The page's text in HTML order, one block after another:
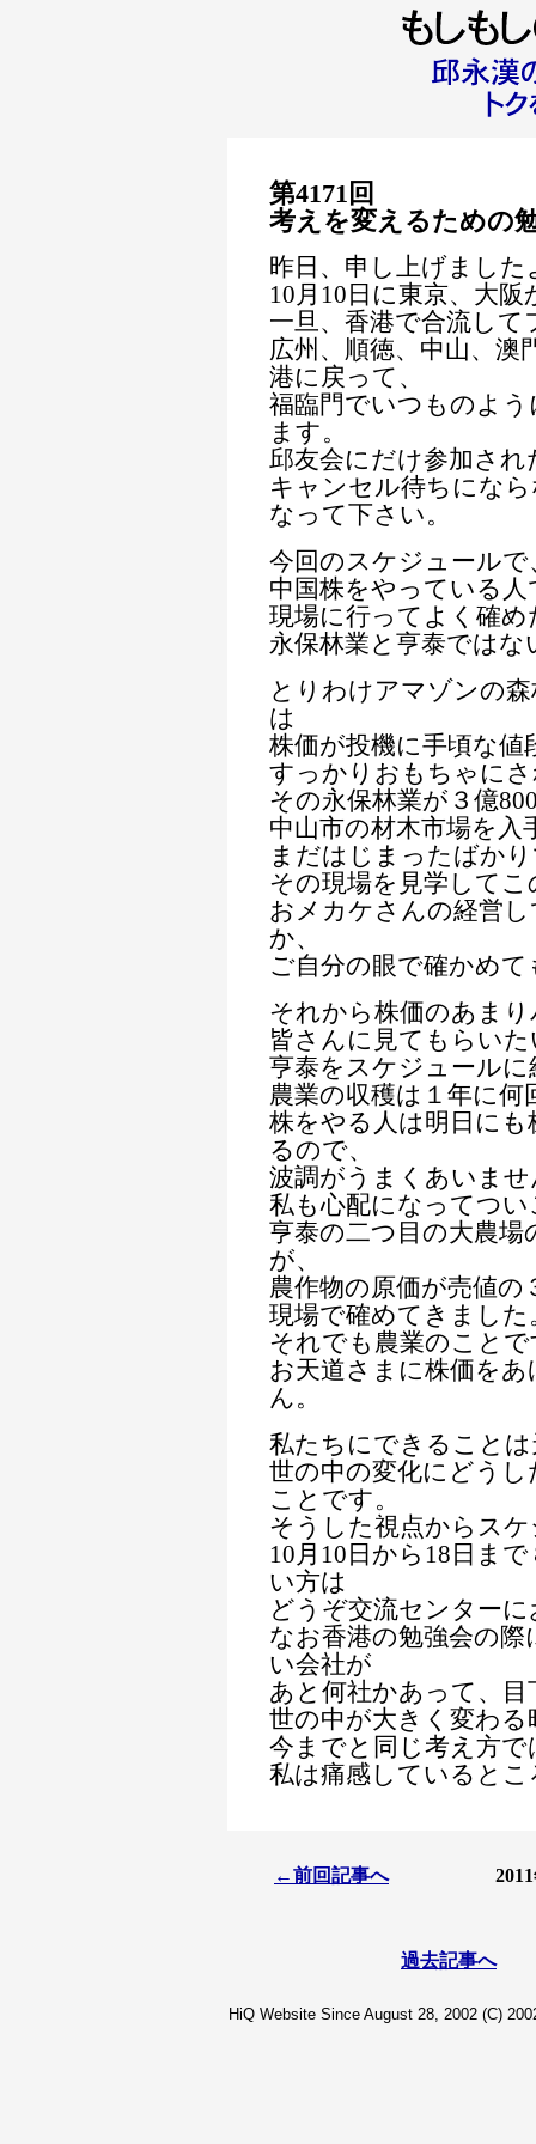
第4171回
考えを変えるための
昨日、申し上げまし
10月10日に東京、大
一旦、香港で合流し
広州、順徳、中山、澳
港に戻って、
福臨門でいつものよ
ます。
邱友会にだけ参加され
キャンセル待ちにな
なって下さい。
今回のスケジュールで
中国株をやっている
現場に行ってよく確
永保林業と亨泰では
とりわけアマゾンの
は
株価が投機に手頃な
すっかりおもちゃに
その永保林業が３億
中山市の材木市場を入
まだはじまったばか
その現場を見学してこ
おメカケさんの経営
か、
ご自分の眼で確かめ
それから株価のあま
皆さんに見てもらい
亨泰をスケジュール
農業の収穫は１年に何
株をやる人は明日に
るので、
波調がうまくあいませ
私も心配になってつい
亨泰の二つ目の大農
が、
農作物の原価が売値
現場で確めてきました
それでも農業のこと
お天道さまに株価を
ん。
私たちにできること
世の中の変化にどう
ことです。
そうした視点からス
10月10日から18日ま
い方は
どうぞ交流センター
なお香港の勉強会の
い会社が
あと何社かあって、目
世の中が大きく変わる
今までと同じ考え方
私は痛感していると
←前回記事へ
過去記事へ
HiQ Website Since August 28, 2002 (C)